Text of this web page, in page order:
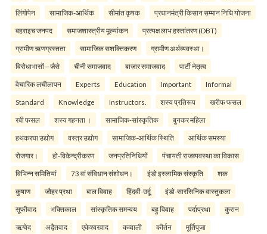
लिंगोपेन सामाजिक-आर्थिक सीमांत कृषक प्रधानमंत्री किसान सम्मान निधि योजना
बहराइच जनपद समाजशास्त्रीय मूल्यांकन प्रत्यक्ष लाभ हस्तांतरण (DBT)
ग्रामीण ऋणग्रस्तता सामाजिक सशक्तिकरण ग्रामीण अर्थव्यवस्था।
विरोधाभासों—जैसे चीनी समाजवाद बाजार समाजवाद पार्टी नेतृत्व
वैचारिक लचीलापन Experts Education Important Informal
Standard Knowledge Instructors. शस्य प्रतिरूप खरीफ फसल
रबी फसल शस्य गहनता । सामाजिक-सांस्कृतिक बुनकर महिला
हथकरघा उद्योग वस्त्र उद्योग सामाजिक-आर्थिक स्थिति आर्थिक समस्या
रोजगार। हो-विकेन्द्रीकरण जनप्रतिनिधियों पंचायती राजव्यवस्था का विकास
विभिन्न समितियां 73 वां संविधान संशोधन। इंडो इस्लामिक संस्कृति शक
कुषाण जौहर प्रथा बाल विवाह हिंदवी-उर्दू इंडो-सारसिनिक वास्तुकला
सूफीवाद भक्तिकाल सांस्कृतिक समन्वय बहु विवाह पर्दाप्रथा कुरान
ऋग्वेद अद्वैतवाद एकेश्वरवाद कव्वाली कीर्तन मूर्तिपूजा